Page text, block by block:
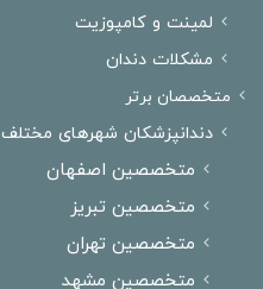
لمینت و کامپوزیت
مشکلات دندان
متخصصان برتر
دندانپزشکان شهرهای مختلف
متخصصین اصفهان
متخصصین تبریز
متخصصین تهران
متخصصین مشهد